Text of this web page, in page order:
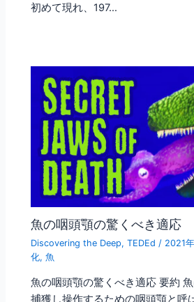
初めて現れ、197…
魚の咽頭顎の驚くべき適応
Discovering the Deep,TEDEd / 2021
化,魚
魚の咽頭顎の驚くべき適応 要約
捕獲し操作するための咽頭顎と呼